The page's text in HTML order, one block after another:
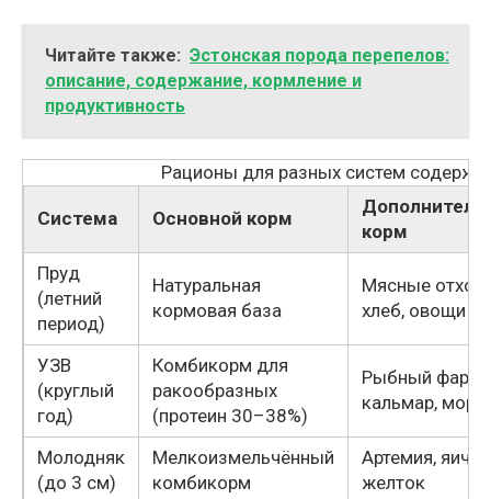
Читайте также: Эстонская порода перепелов:
описание, содержание, кормление и
продуктивность
Рационы для разных систем
Система Основной корм
корм
Пруд
(летний
период)
Натуральная
кормовая база
Мясные
хлеб, овощи
УЗВ
(круглый
год)
Комбикорм для
ракообразных
(протеин 30–38%)
Рыбный фарш,
кальмар,
Молодняк
(до 3 см)
Мелкоизмельчённый
комбикорм
Артемия,
желток